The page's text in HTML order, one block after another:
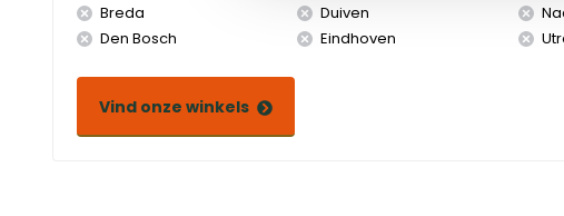
Breda
Den Bosch
Duiven
Eindhoven
Vind onze winkels